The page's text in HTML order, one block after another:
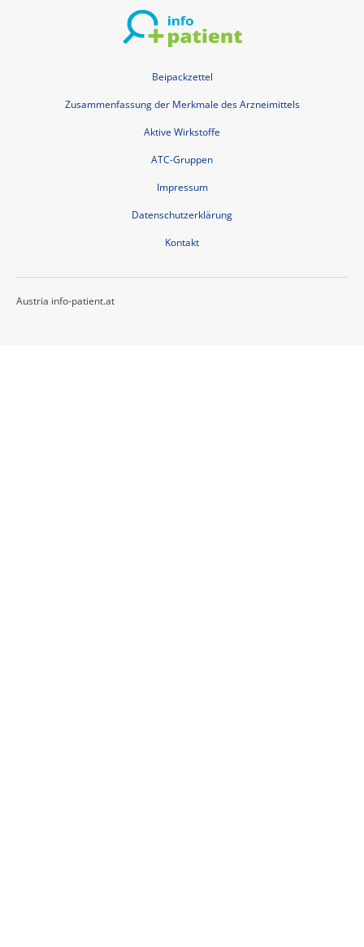
Beipackzettel
Zusammenfassung der Merkmale des Arzneimittels
Aktive Wirkstoffe
ATC-Gruppen
Impressum
Datenschutzerklärung
Kontakt
Austria info-patient.at